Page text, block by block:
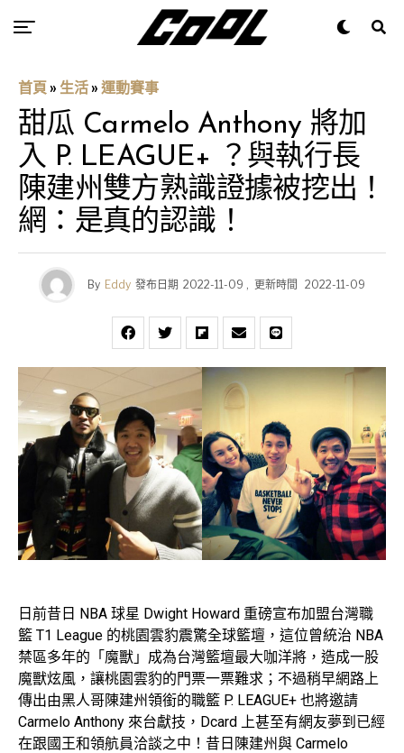
首頁 » 生活 » 運動賽事
甜瓜 Carmelo Anthony 將加
入 P. LEAGUE+ ？與執行長
陳建州雙方熟識證據被挖出！
網：是真的認識！
By Eddy 發布日期 2022-11-09 , 更新時間 2022-11-09
日前昔日 NBA 球星 Dwight Howard 重磅宣布加盟台灣職
籃 T1 League 的桃園雲豹震驚全球籃壇，這位曾統治 NBA
禁區多年的「魔獸」成為台灣籃壇最大咖洋將，造成一股
魔獸炫風，讓桃園雲豹的門票一票難求；不過稍早網路上
傳出由黑人哥陳建州領銜的職籃 P. LEAGUE+ 也將邀請
Carmelo Anthony 來台獻技，Dcard 上甚至有網友夢到已經
在跟國王和領航員洽談之中！昔日陳建州與 Carmelo